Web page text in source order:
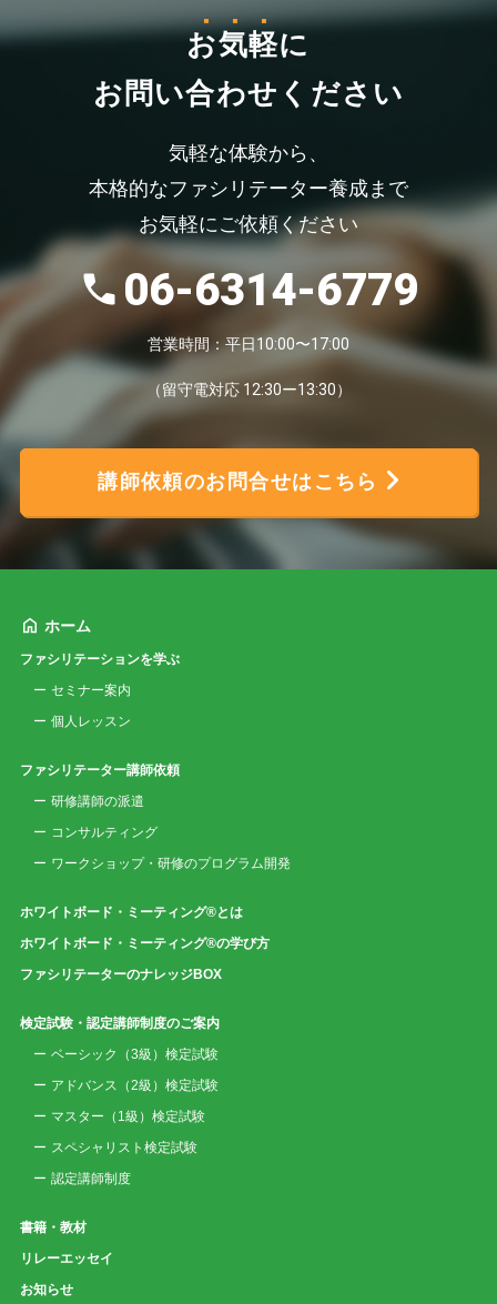
お気軽に
お問い合わせください
気軽な体験から、
本格的なファシリテーター養成まで
お気軽にご依頼ください
06-6314-6779
営業時間：平日10:00〜17:00
（留守電対応 12:30ー13:30）
講師依頼のお問合せはこちら
ホーム
ファシリテーションを学ぶ
セミナー案内
個人レッスン
ファシリテーター講師依頼
研修講師の派遣
コンサルティング
ワークショップ・研修のプログラム開発
ホワイトボード・ミーティング®とは
ホワイトボード・ミーティング®の学び方
ファシリテーターのナレッジBOX
検定試験・認定講師制度のご案内
ベーシック（3級）検定試験
アドバンス（2級）検定試験
マスター（1級）検定試験
スペシャリスト検定試験
認定講師制度
書籍・教材
リレーエッセイ
お知らせ